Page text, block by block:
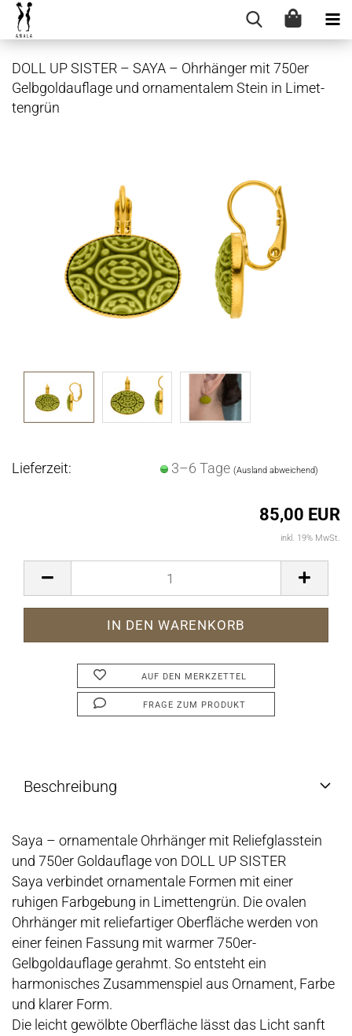
DOLL UP SIS­TER – SAYA – Ohr­hän­ger mit 750er
Gelb­gold­auf­la­ge und or­na­men­ta­lem Stein in Li­met­
ten­grün
Lieferzeit: 3–6 Tage(Ausland abweichend)
85,00 EUR
inkl. 19% MwSt.
AUF DEN MERKZETTEL
FRAGE ZUM PRODUKT
Beschreibung
Saya – ornamentale Ohrhänger mit Reliefglasstein
und 750er Goldauflage von DOLL UP SISTER
Saya verbindet ornamentale Formen mit einer
ruhigen Farbgebung in Limettengrün. Die ovalen
Ohrhänger mit reliefartiger Oberfläche werden von
einer feinen Fassung mit warmer 750er-
Gelbgoldauflage gerahmt. So entsteht ein
harmonisches Zusammenspiel aus Ornament, Farbe
und klarer Form.
Die leicht gewölbte Oberfläche lässt das Licht sanft